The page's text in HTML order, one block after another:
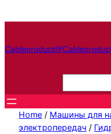
о
и
с
Home / Машины для
электропередач /